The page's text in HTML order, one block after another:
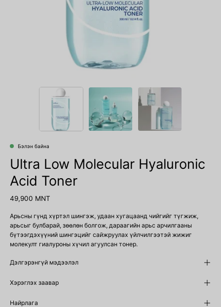
Бэлэн байна
Ultra Low Molecular Hyaluronic
Acid Toner
49,900 MNT
Арьсны гүнд хүртэл шингэж, удаан хугацаанд чийгийг түгжиж,
арьсыг булбарай, зөөлөн болгож, дараагийн арьс арчилгааны
бүтээгдэхүүний шингэцийг сайжруулах үйлчилгээтэй жижиг
молекулт гиалуроны хүчил агуулсан тонер.
Дэлгэрэнгүй мэдээлэл
Хэрэглэх заавар
Найрлага